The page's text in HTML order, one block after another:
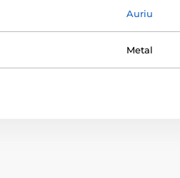
Auriu
Metal